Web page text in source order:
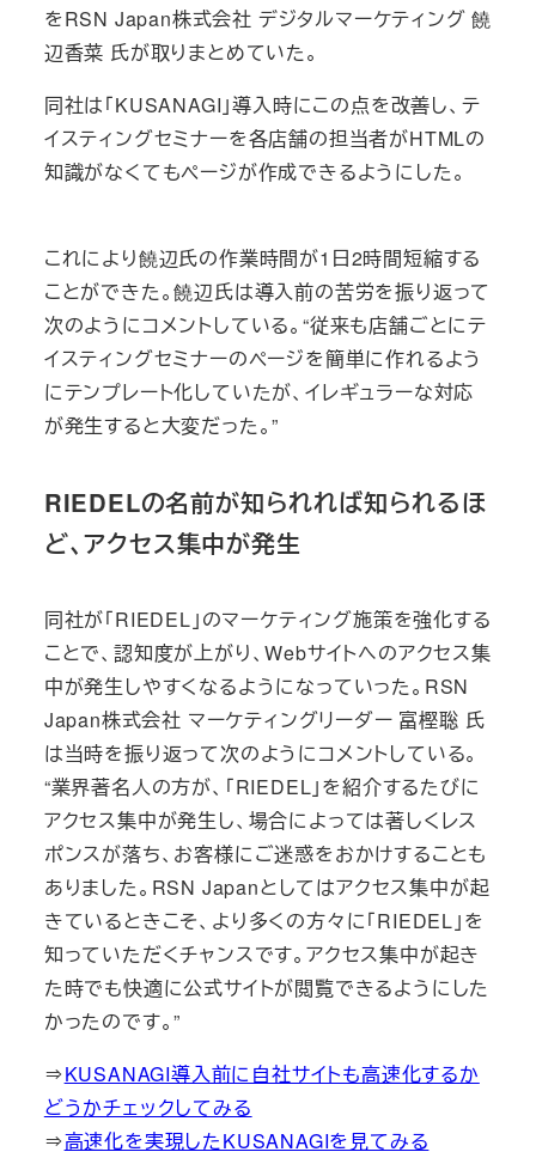
をRSN Japan株式会社 デジタルマーケティング 饒
辺香菜 氏が取りまとめていた。
同社は「KUSANAGI」導入時にこの点を改善し、テ
イスティングセミナーを各店舗の担当者がHTMLの
知識がなくてもページが作成できるようにした。
これにより饒辺氏の作業時間が1日2時間短縮する
ことができた。饒辺氏は導入前の苦労を振り返って
次のようにコメントしている。“従来も店舗ごとにテ
イスティングセミナーのページを簡単に作れるよう
にテンプレート化していたが、イレギュラーな対応
が発生すると大変だった。”
RIEDELの名前が知られれば知られるほ
ど、アクセス集中が発生
同社が「RIEDEL」のマーケティング施策を強化する
ことで、認知度が上がり、Webサイトへのアクセス集
中が発生しやすくなるようになっていった。RSN
Japan株式会社 マーケティングリーダー 富樫聡 氏
は当時を振り返って次のようにコメントしている。
“業界著名人の方が、「RIEDEL」を紹介するたびに
アクセス集中が発生し、場合によっては著しくレス
ポンスが落ち、お客様にご迷惑をおかけすることも
ありました。RSN Japanとしてはアクセス集中が起
きているときこそ、より多くの方々に「RIEDEL」を
知っていただくチャンスです。アクセス集中が起き
た時でも快適に公式サイトが閲覧できるようにした
かったのです。”
⇒KUSANAGI導入前に自社サイトも高速化するか
どうかチェックしてみる
⇒高速化を実現したKUSANAGIを見てみる